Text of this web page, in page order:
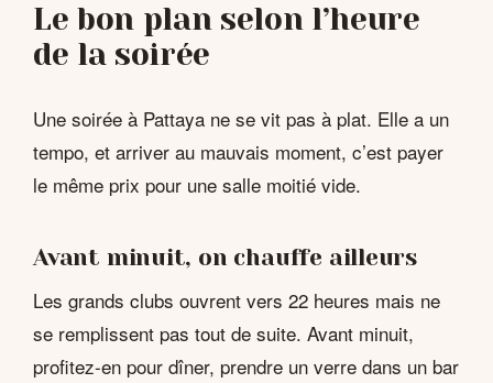
Le bon plan selon l’heure
de la soirée
Une soirée à Pattaya ne se vit pas à plat. Elle a un
tempo, et arriver au mauvais moment, c’est payer
le même prix pour une salle moitié vide.
Avant minuit, on chauffe ailleurs
Les grands clubs ouvrent vers 22 heures mais ne
se remplissent pas tout de suite. Avant minuit,
profitez-en pour dîner, prendre un verre dans un bar